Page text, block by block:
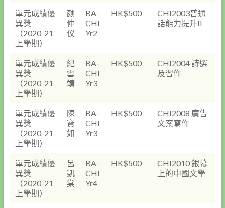
單元成績優
異獎
（2020-21
上學期）
颜
仲
仪
BA-
CHI
Yr2
HK$500
CHI2003普通
話能力提升II
單元成績優
異獎
（2020-21
上學期）
紀
雪
靖
BA-
CHI
Yr3
HK$500
CHI2004 詩選
及習作
單元成績優
異獎
（2020-21
上學期）
陳
寶
如
BA-
CHI
Yr3
HK$500
CHI2008 廣告
文案寫作
單元成績優
異獎
（2020-21
上學期）
呂
凱
棠
BA-
CHI
Yr4
HK$500
CHI2010 銀幕
上的中國文學